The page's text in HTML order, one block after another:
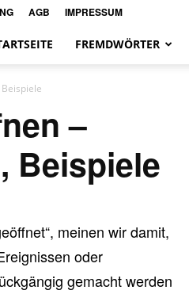
AGB IMPRESSUM
FREMDWÖRTER
–
Beispiele
meinen wir damit,
oder
gemacht werden